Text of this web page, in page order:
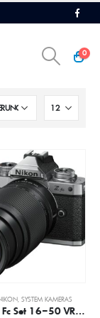
0
, SYSTEM KAMERAS
Nikon Kit Z Fc Set 16–50 VR + 50–250 VR